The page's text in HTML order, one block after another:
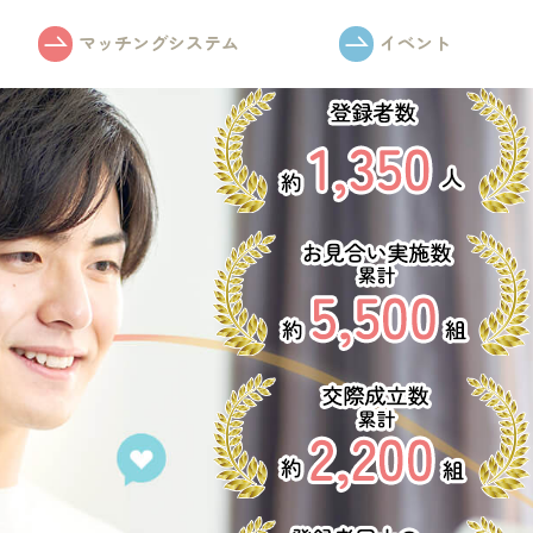
マッチングシステム イベント